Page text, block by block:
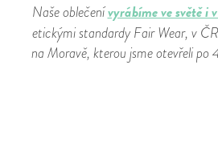
Naše oblečenívyrábíme ve světě i
etickými standardy Fair Wear, v
na Moravě, kterou jsme otevřeli po